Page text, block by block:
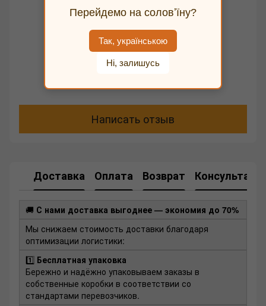
Написать отзыв
Доставка Оплата Возврат
🚚 С нами доставка выгоднее — экономия до 70%
Мы снижаем стоимость доставки благодаря
оптимизации логистики:
1️⃣ Бесплатная упаковка
Бережно и надёжно упаковываем заказы в
собственные коробки в соответствии со
стандартами перевозчиков.
Перейдемо на соловʼїну?
Так, українською
Ні, залишусь